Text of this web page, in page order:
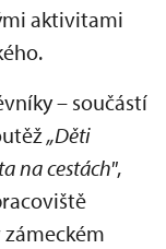
aktivitami
– součástí
„Děti
na cestách",